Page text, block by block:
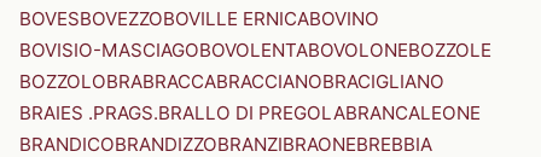
BOVESBOVEZZOBOVILLE ERNICABOVINO
BOVISIO-MASCIAGOBOVOLENTABOVOLONEBOZZOLE
BOZZOLOBRABRACCABRACCIANOBRACIGLIANO
BRAIES .PRAGS.BRALLO DI PREGOLABRANCALEONE
BRANDICOBRANDIZZOBRANZIBRAONEBREBBIA